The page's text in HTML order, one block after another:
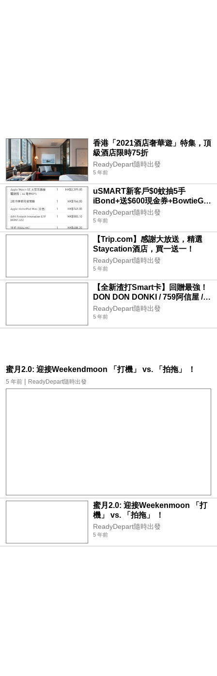
香港「2021酒店奢華遊」特集，頂
級酒店限時75折
ReadyDepart隨時出發
5 年前
uSMART新客戶$0蚊抽5手
iBond+送$600現金券+BowtieGo
門診醫療福利+紅酒乙枝
ReadyDepart隨時出發
5 年前
【Trip.com】感謝大放送，精選
Staycation酒店，買一送一！
ReadyDepart隨時出發
5 年前
【全新渣打Smart卡】回贈最強！
DON DON DONKI / 759阿信屋 /
OK便利店 / 百佳 / 屈臣氏門市及網
店 / foodpanda / foodpanda mall
/ panda
ReadyDepart隨時出發
5 年前
蜜月2.0: 迎接Weekendmoon 「打機」 vs. 「拍拖」 ！
5 年前 | ReadyDepart隨時出發
蜜月2.0: 迎接Weekenmoon 「打
機」 vs. 「拍拖」 ！
ReadyDepart隨時出發
5 年前